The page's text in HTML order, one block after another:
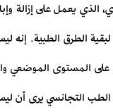
يعمل على إزالة
لبقية الطرق الطبية.
المستوى الموضعي
الطب التجانسي يرى